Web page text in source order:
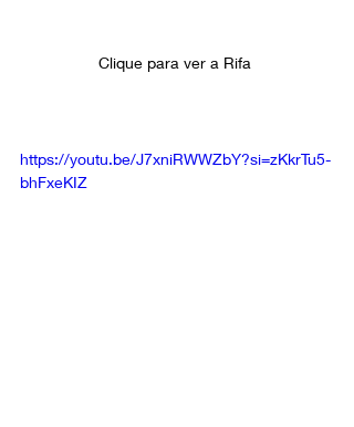
Clique para ver a Rifa
https://youtu.be/J7xniRWWZbY?si=zKkrTu5-
bhFxeKIZ